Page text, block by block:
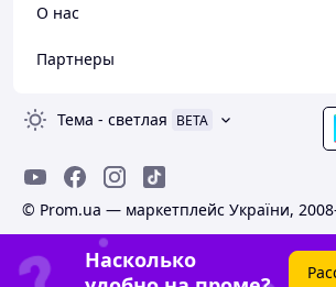
О нас
Партнеры
Тема - светлая BETA
© Prom.ua — маркетплейс України,
Насколько